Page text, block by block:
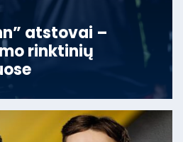
atstovai –
rinktinių